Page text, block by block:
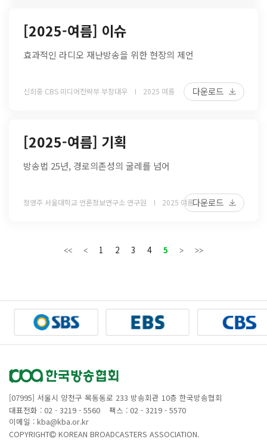
[2025-여름] 이슈
효과적인 라디오 재난방송을 위한 현장의 제언
신희중 CBS 미디어전략부 부장대우 2025 여름 다운로드
[2025-여름] 기획
방송법 25년, 경로의존성의 굴레를 넘어
정영주 서울대학교 언론정보연구소 연구원 2025 여름다운로드
1 2 3 4 5
[07995] 서울시 양천구 목동동로 233 방송회관 10층 한국방송협회
대표전화 : 02 - 3219 - 5560
팩스 : 02 - 3219 - 5570
이메일 : kba@kba.or.kr
COPYRIGHT
KOREAN BROADCASTERS ASSOCIATION.